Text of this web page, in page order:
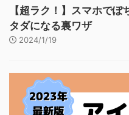
【超ラク！】スマホで
タダになる裏ワザ
2024/1/19